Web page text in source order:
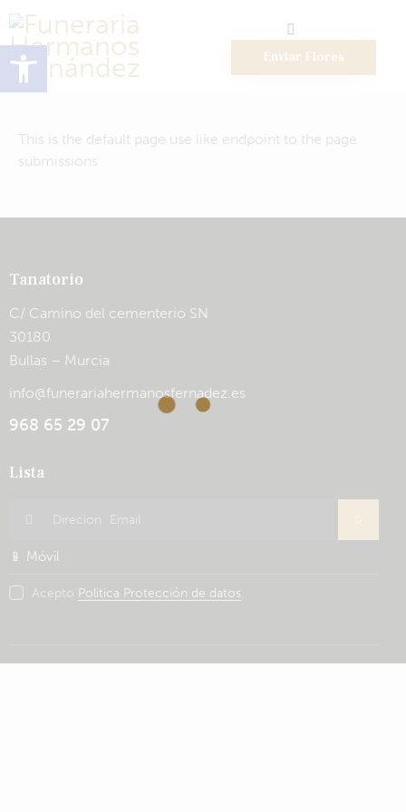
Enviar Flores
This is the default page use like endpoint to the page
submissions
Tanatorio
C/ Camino del cementerio SN
30180
Bullas – Murcia
info@funerariahermanosfernadez.es
968 65 29 07
Lista
Inscribir
Acepto Politica Protección de datos.
Abrir barra de herramientas